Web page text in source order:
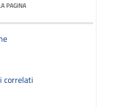
PAGINA
correlati